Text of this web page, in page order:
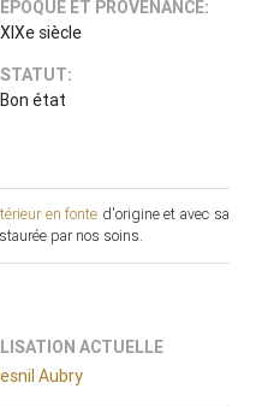
ÉPOQUE ET PROVENANCE:
XIXe siècle
STATUT:
Bon état
en fonte d'origine et avec sa
par nos soins.
ACTUELLE
Aubry